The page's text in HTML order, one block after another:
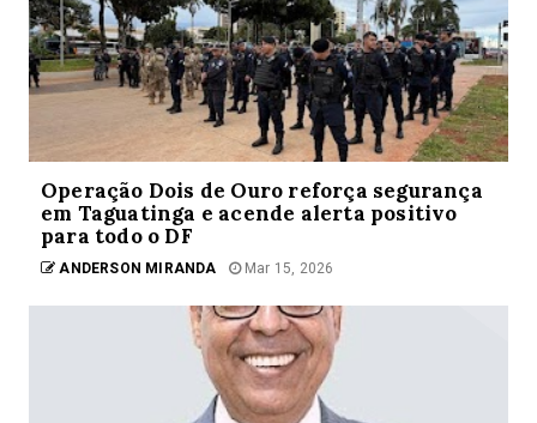
Operação Dois de Ouro reforça segurança
em Taguatinga e acende alerta positivo
para todo o DF
ANDERSON MIRANDA Mar 15, 2026